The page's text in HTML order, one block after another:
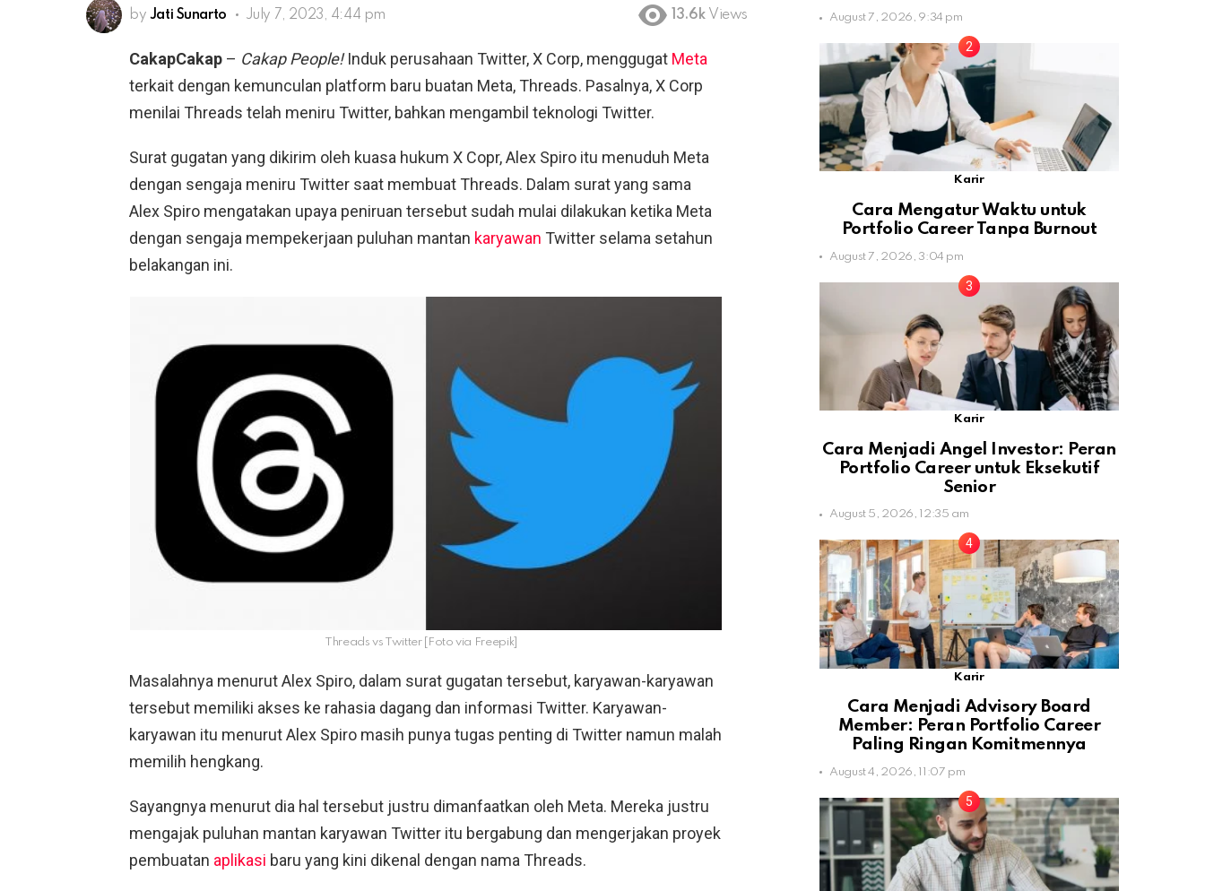
by Jati Sunarto July 7, 2023, 4:44 pm 13.6k Views
CakapCakap – Cakap People!Induk perusahaan Twitter, X Corp, menggugat Meta
terkait dengan kemunculan platform baru buatan Meta, Threads. Pasalnya, X Corp
menilai Threads telah meniru Twitter, bahkan mengambil teknologi Twitter.
Surat gugatan yang dikirim oleh kuasa hukum X Copr, Alex Spiro itu menuduh Meta
dengan sengaja meniru Twitter saat membuat Threads. Dalam surat yang sama
Alex Spiro mengatakan upaya peniruan tersebut sudah mulai dilakukan ketika Meta
dengan sengaja mempekerjaan puluhan mantan karyawan Twitter selama setahun
belakangan ini.
Threads vs Twitter [Foto via Freepik]
Masalahnya menurut Alex Spiro, dalam surat gugatan tersebut, karyawan-karyawan
tersebut memiliki akses ke rahasia dagang dan informasi Twitter. Karyawan-
karyawan itu menurut Alex Spiro masih punya tugas penting di Twitter namun malah
memilih hengkang.
Sayangnya menurut dia hal tersebut justru dimanfaatkan oleh Meta. Mereka justru
mengajak puluhan mantan karyawan Twitter itu bergabung dan mengerjakan proyek
pembuatan aplikasi baru yang kini dikenal dengan nama Threads.
August 7, 2026, 9:34 pm
Karir
Cara Mengatur Waktu untuk
Portfolio Career Tanpa Burnout
August 7, 2026, 3:04 pm
Karir
Cara Menjadi Angel Investor: Peran
Portfolio Career untuk Eksekutif
Senior
August 5, 2026, 12:35 am
Karir
Cara Menjadi Advisory Board
Member: Peran Portfolio Career
Paling Ringan Komitmennya
August 4, 2026, 11:07 pm